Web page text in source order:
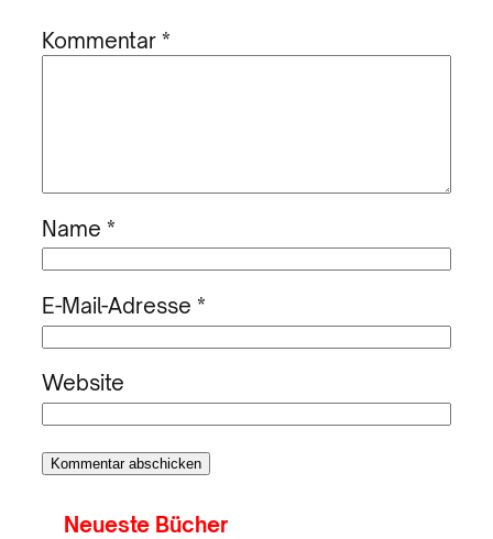
Kommentar*
Name *
E-Mail-Adresse *
Website
Neueste Bücher